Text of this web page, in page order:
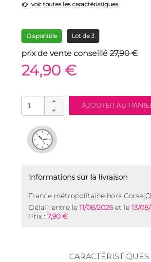
voir toutes les caractéristiques
Disponible Lot de 3
prix de vente conseillé 27,90 €
24,90 €
Informations sur la livraison
France métropolitaine hors Corse
Délai : entre le 11/08/2026et le 13/
Prix : 7,90 €
CARACTÉRISTIQUES